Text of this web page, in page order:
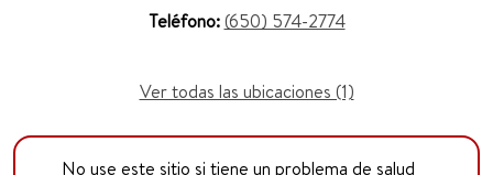
Teléfono:(650) 574-2774
Ver todas las ubicaciones (1)
No use este sitio si tiene un problema de salud